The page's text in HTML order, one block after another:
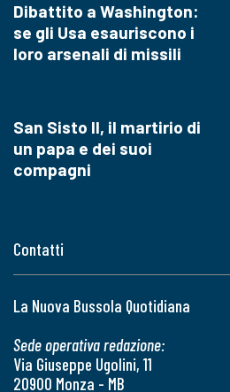
Contatti
La Nuova Bussola Quotidiana
Sede operativa redazione:
Via Giuseppe Ugolini, 11
20900 Monza - MB
Dibattito a Washington:
se gli Usa esauriscono i
loro arsenali di missili
San Sisto II, il martirio di
un papa e dei suoi
compagni